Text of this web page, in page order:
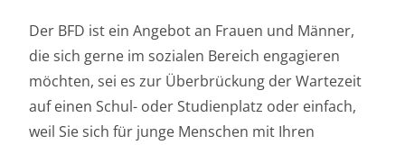
Der BFD ist ein Angebot an Frauen und Männer,
die sich gerne im sozialen Bereich engagieren
möchten, sei es zur Überbrückung der Wartezeit
auf einen Schul- oder Studienplatz oder einfach,
weil Sie sich für junge Menschen mit Ihren